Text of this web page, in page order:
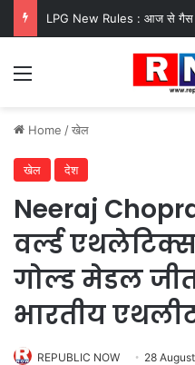
Menu
Home /खेल
खेल देश
Neeraj
वर्ल्ड
गोल्ड मेडल
भारतीय
REPUBLIC NOW 28